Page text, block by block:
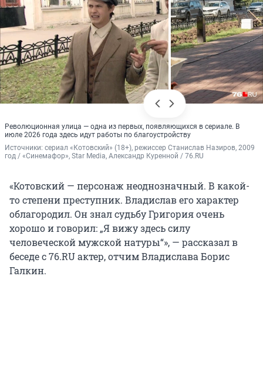
Революционная улица — одна из первых, появляющихся в сериале. В
июле 2026 года здесь идут работы по благоустройству
Источники: сериал «Котовский» (18+), режиссер Станислав Назиров, 2009
год / «Синемафор», Star Media, Александр Куренной / 76.RU
«Котовский — персонаж неоднозначный. В какой-
то степени преступник. Владислав его характер
облагородил. Он знал судьбу Григория очень
хорошо и говорил: „Я вижу здесь силу
человеческой мужской натуры“», — рассказал в
беседе с 76.RU актер, отчим Владислава Борис
Галкин.